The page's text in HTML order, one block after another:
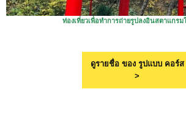
ท่องเที่ยวเพื่อทำการถ่ายรูปลงอินสตาแกรม
ดูรายชื่อ ของ รูปแบบ คอร์ส
>